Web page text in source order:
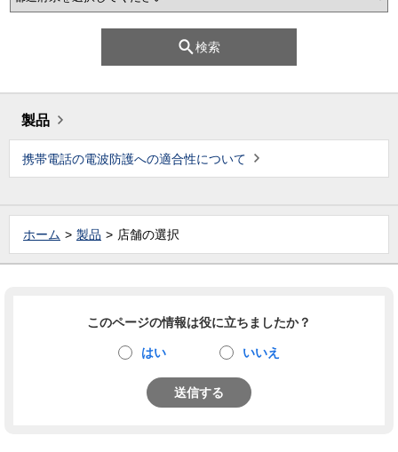
検索
製品
携帯電話の電波防護への適合性について
ホーム 製品 店舗の選択
このページの情報は役に立ちましたか？
はい いいえ
送信する